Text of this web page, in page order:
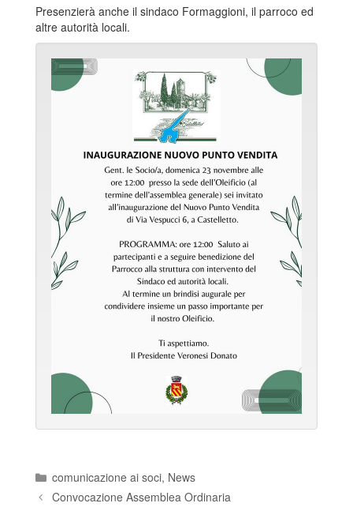
Presenzierà anche il sindaco Formaggioni, il parroco ed
altre autorità locali.
Categories
comunicazione ai soci, News
Convocazione Assemblea Ordinaria